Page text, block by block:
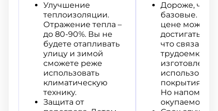
Улучшение
теплоизоляции.
Отражение тепла –
до 80-90%. Вы не
будете отапливать
улицу и зимой
сможете реже
использовать
климатическую
технику.
Защита от
Дороже, чем
базовые.
цене может
достигать 20-
что связано с
покрытия и
Но напомним
окупаемости.